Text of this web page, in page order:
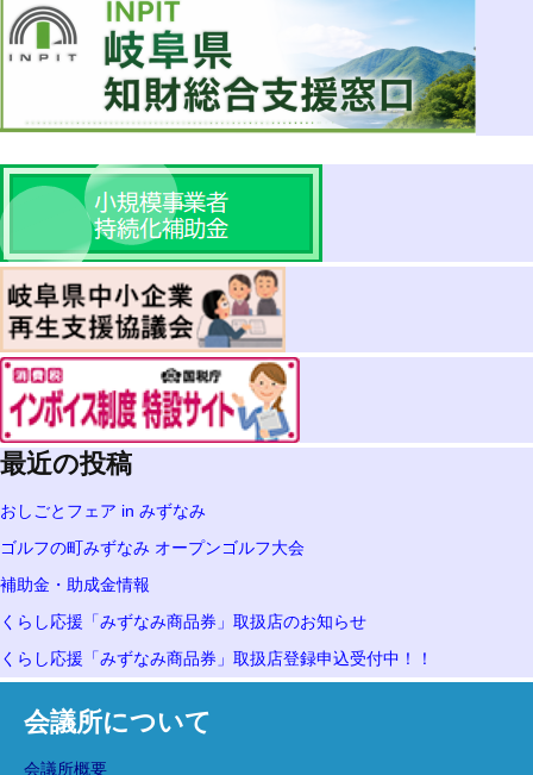
最近の投稿
おしごとフェア in みずなみ
ゴルフの町みずなみ オープンゴルフ大会
補助金・助成金情報
くらし応援「みずなみ商品券」取扱店のお知らせ
くらし応援「みずなみ商品券」取扱店登録申込受付中！！
会議所について
会議所概要